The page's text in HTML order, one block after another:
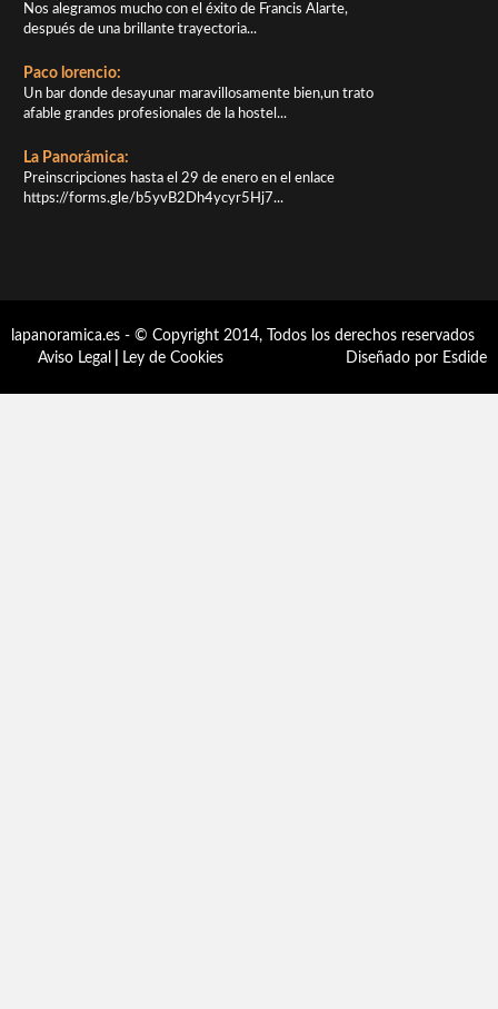
Nos alegramos mucho con el éxito de Francis Alarte,
después de una brillante trayectoria...
Paco lorencio:
Un bar donde desayunar maravillosamente bien,un trato
afable grandes profesionales de la hostel...
La Panorámica:
Preinscripciones hasta el 29 de enero en el enlace
https://forms.gle/b5yvB2Dh4ycyr5Hj7...
lapanoramica.es - © Copyright 2014, Todos los derechos reservados
Aviso Legal
Ley de Cookies Diseñado por Esdide